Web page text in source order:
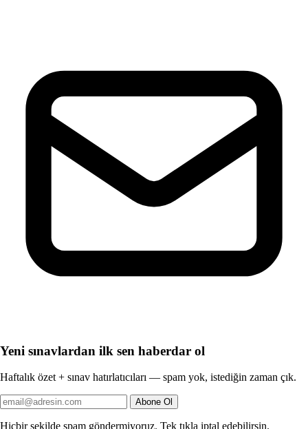
Yeni sınavlardan ilk sen haberdar ol
Haftalık özet + sınav hatırlatıcıları — spam yok, istediğin zaman çık.
Abone Ol
Hiçbir şekilde spam göndermiyoruz. Tek tıkla iptal edebilirsin.